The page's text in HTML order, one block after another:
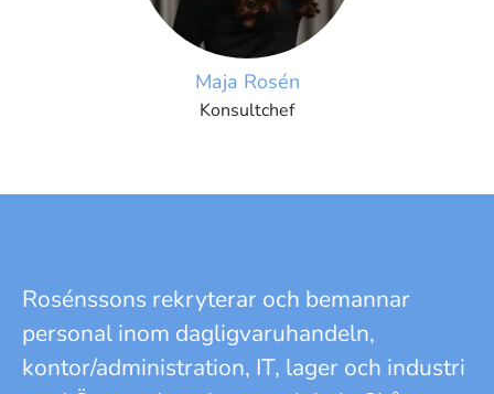
Maja Rosén
Konsultchef
Rosénssons rekryterar och bemannar
personal inom dagligvaruhandeln,
kontor/administration, IT, lager och industri